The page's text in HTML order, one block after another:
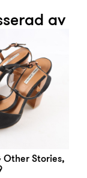
av
Other Stories,